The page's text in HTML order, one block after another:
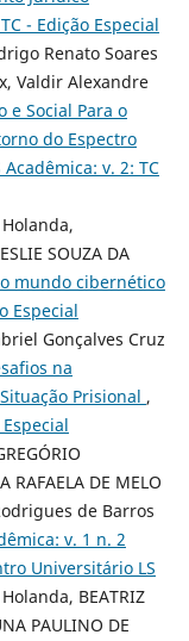
- Edição Especial
Renato Soares
Valdir Alexandre
e Social Para o
do Espectro
Acadêmica: v. 2: TC
SOUZA DA
mundo cibernético
Especial
Gonçalves Cruz
na
Prisional ,
RAFAELA DE MELO
de Barros
v. 1 n. 2
Universitário LS
BEATRIZ
PAULINO DE